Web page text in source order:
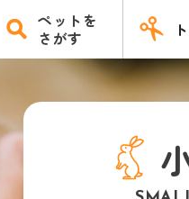
ペットを
さがす